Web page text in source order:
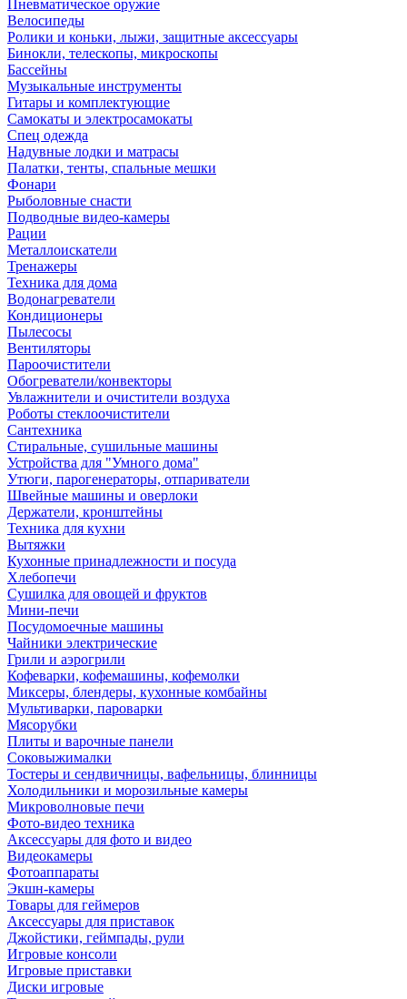
Пневматическое оружие
Велосипеды
Ролики и коньки, лыжи, защитные аксессуары
Бинокли, телескопы, микроскопы
Бассейны
Музыкальные инструменты
Гитары и комплектующие
Самокаты и электросамокаты
Спец одежда
Надувные лодки и матрасы
Палатки, тенты, спальные мешки
Фонари
Рыболовные снасти
Подводные видео-камеры
Рации
Металлоискатели
Тренажеры
Техника для дома
Водонагреватели
Кондиционеры
Пылесосы
Вентиляторы
Пароочистители
Обогреватели/конвекторы
Увлажнители и очистители воздуха
Роботы стеклоочистители
Сантехника
Стиральные, сушильные машины
Устройства для "Умного дома"
Утюги, парогенераторы, отпариватели
Швейные машины и оверлоки
Держатели, кронштейны
Техника для кухни
Вытяжки
Кухонные принадлежности и посуда
Хлебопечи
Сушилка для овощей и фруктов
Мини-печи
Посудомоечные машины
Чайники электрические
Грили и аэрогрили
Кофеварки, кофемашины, кофемолки
Миксеры, блендеры, кухонные комбайны
Мультиварки, пароварки
Мясорубки
Плиты и варочные панели
Соковыжималки
Тостеры и сендвичницы, вафельницы, блинницы
Холодильники и морозильные камеры
Микроволновые печи
Фото-видео техника
Аксессуары для фото и видео
Видеокамеры
Фотоаппараты
Экшн-камеры
Товары для геймеров
Аксессуары для приставок
Джойстики, геймпады, рули
Игровые консоли
Игровые приставки
Диски игровые